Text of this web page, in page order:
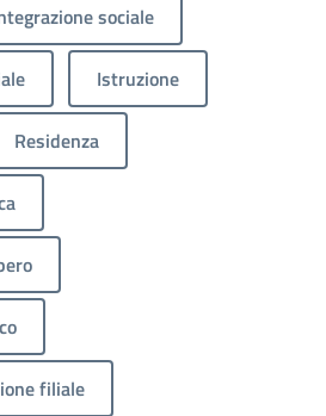
sociale
Istruzione
Residenza
filiale